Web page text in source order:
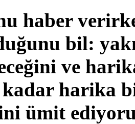
haber
bil:
ve
harika
ümit